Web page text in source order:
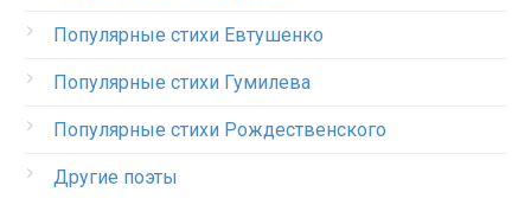
Популярные стихи Евтушенко
Популярные стихи Гумилева
Популярные стихи Рождественского
Другие поэты